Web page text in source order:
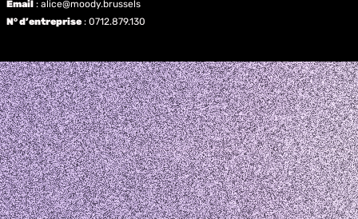
Email : alice@moody.brussels
N° d’entreprise: 0712.879.130